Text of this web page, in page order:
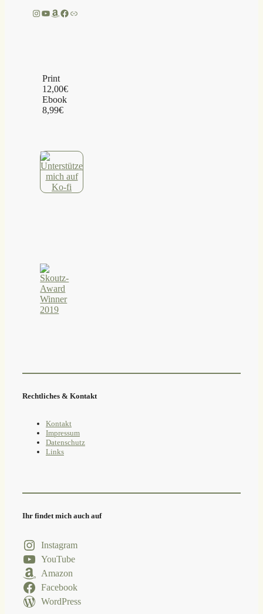
Instagram
YouTube
Amazon
Facebook
Link
Print
12,00€
Ebook
8,99€
Rechtliches & Kontakt
Kontakt
Impressum
Datenschutz
Links
Ihr findet mich auch auf
Instagram
YouTube
Amazon
Facebook
WordPress